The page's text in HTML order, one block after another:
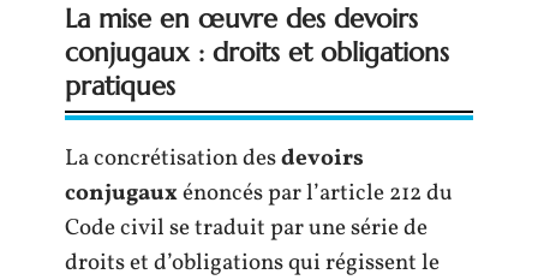
La mise en œuvre des devoirs
conjugaux : droits et obligations
pratiques
La concrétisation desdevoirs
conjugauxénoncés par l’article 212 du
Code civil se traduit par une série de
droits et d’obligations qui régissent le